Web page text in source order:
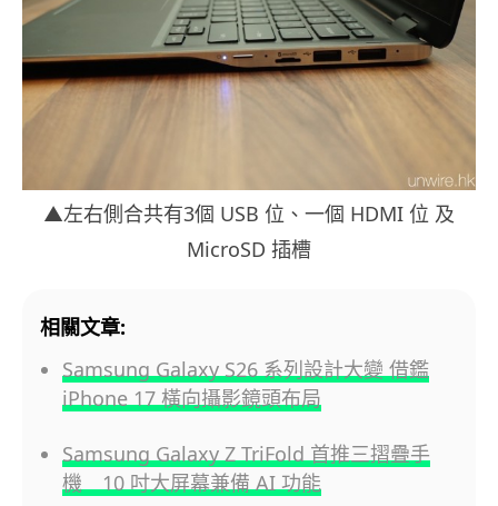
▲左右側合共有3個 USB 位、一個 HDMI 位 及
MicroSD 插槽
相關文章:
Samsung Galaxy S26 系列設計大變 借鑑
iPhone 17 橫向攝影鏡頭布局
Samsung Galaxy Z TriFold 首推三摺疊手
機 10 吋大屏幕兼備 AI 功能